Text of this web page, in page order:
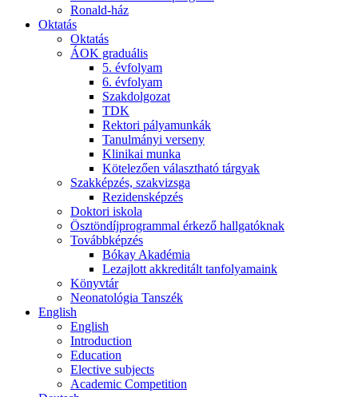
Ronald-ház
Oktatás
Oktatás
ÁOK graduális
5. évfolyam
6. évfolyam
Szakdolgozat
TDK
Rektori pályamunkák
Tanulmányi verseny
Klinikai munka
Kötelezően választható tárgyak
Szakképzés, szakvizsga
Rezidensképzés
Doktori iskola
Ösztöndíjprogrammal érkező hallgatóknak
Továbbképzés
Bókay Akadémia
Lezajlott akkreditált tanfolyamaink
Könyvtár
Neonatológia Tanszék
English
English
Introduction
Education
Elective subjects
Academic Competition